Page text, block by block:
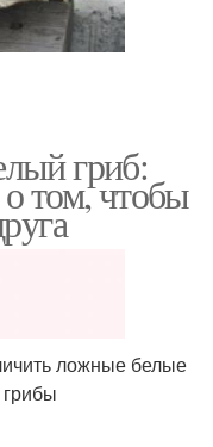
гриб:
том, чтобы
ложные белые